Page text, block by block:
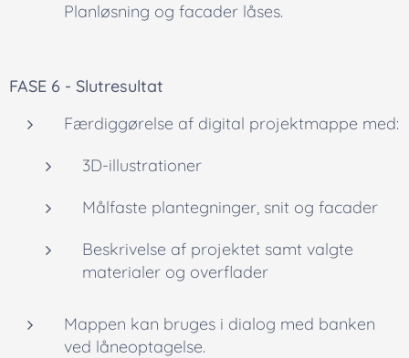
Planløsning og facader låses.
FASE 6 - Slutresultat
Færdiggørelse af digital projektmappe med:
3D-illustrationer
Målfaste plantegninger, snit og facader
Beskrivelse af projektet samt valgte
materialer og overflader
Mappen kan bruges i dialog med banken
ved låneoptagelse.